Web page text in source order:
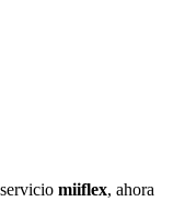
miiflex, ahora